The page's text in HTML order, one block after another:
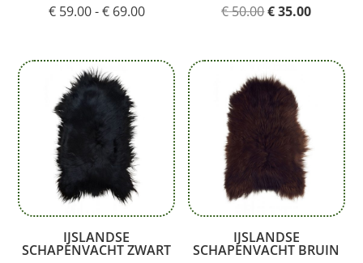
€59.00-€69.00Prijsklasse:
€ 69.00
€50.00
€ 50.00.
€35.00Huidige
€ 35.00.
IJSLANDSE
SCHAPENVACHT ZWART
IJSLANDSE
SCHAPENVACHT BRUIN